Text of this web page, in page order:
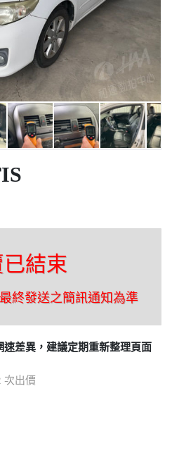
結束
終發送之簡訊通知為準
差異，建議定期重新整理頁面
次出價